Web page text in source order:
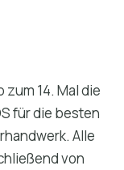
zum 14. Mal die
für die besten
Alle
von